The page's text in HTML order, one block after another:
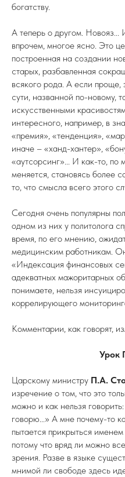
богатству.
А теперь о другом. Новояз...
впрочем, многое ясно. Это
построенная на создании
старых, разбавленная
всякого рода. А если проще,
сути, названной по-новому,
искусственными
интересного, например, в
«премия», «тенденция»,
иначе – «ханд-хантер»,
«аутсорсинг»... И как-то, по
меняется, становясь более
то, что смысла всего этого
Сегодня очень популярны
одном из них у политолога
время, по его мнению,
медицинским работникам.
«Индексация финансовых
адекватных мажоритарных
понимаете, нельзя
коррелирующего
Комментарии, как говорят,
Урок
Царскому министру П.А.
изречение о том, что это
можно и как нельзя
говорю...» А мне почему-то
пытается прикрыться
потому что вряд ли можно
зрения. Разве в языке
мнимой ли свободе здесь